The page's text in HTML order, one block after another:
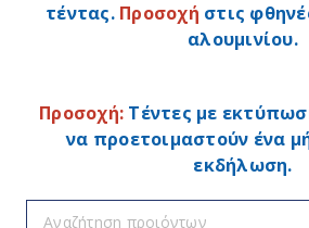
τέντας. Προσοχή στις
αλουμινίου.
Προσοχή: Τέντες με
να προετοιμαστούν ένα
εκδήλωση.